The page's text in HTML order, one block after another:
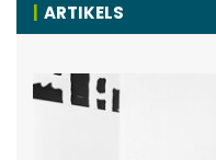
ARTIKELS